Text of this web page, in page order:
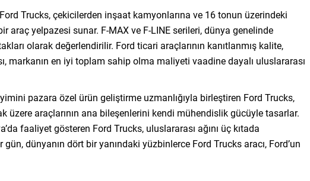
Trucks, çekicilerden inşaat kamyonlarına ve 16 tonun üzerindeki
araç yelpazesi sunar. F-MAX ve F-LINE serileri, dünya genelinde
olarak değerlendirilir. Ford ticari araçlarının kanıtlanmış kalite,
markanın en iyi toplam sahip olma maliyeti vaadine dayalı uluslararası
pazara özel ürün geliştirme uzmanlığıyla birleştiren Ford Trucks,
üzere araçlarının ana bileşenlerini kendi mühendislik gücüyle tasarlar.
faaliyet gösteren Ford Trucks, uluslararası ağını üç kıtada
dünyanın dört bir yanındaki yüzbinlerce Ford Trucks aracı, Ford’un